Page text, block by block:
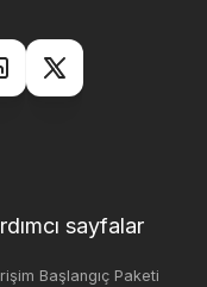
sayfalar
Başlangıç Paketi